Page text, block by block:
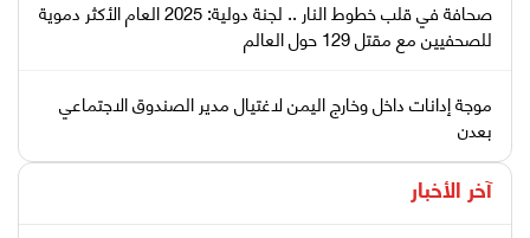
صحافة في قلب خطوط النار .. لجنة دولية: 2025 العام الأكثر دموية
للصحفيين مع مقتل 129 حول العالم
موجة إدانات داخل وخارج اليمن لاغتيال مدير الصندوق الاجتماعي
بعدن
آخر الأخبار